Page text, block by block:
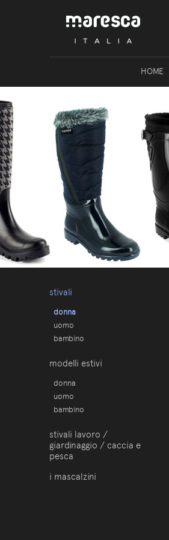
HOME
stivali
donna
uomo
bambino
modelli estivi
donna
uomo
bambino
stivali lavoro /
giardinaggio / caccia e
pesca
i mascalzini